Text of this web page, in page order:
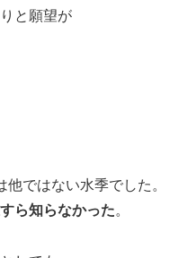
と願望が
他ではない水季でした。
ら知らなかった。